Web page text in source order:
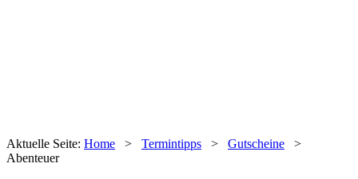
Aktuelle Seite: Home > Termintipps > Gutscheine
>
Abenteuer